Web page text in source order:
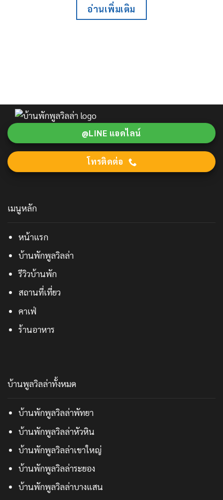
อ่านเพิ่มเติม
@LINE แอดไลน์
โทรติดต่อ
เมนูหลัก
หน้าแรก
บ้านพักพูลวิลล่า
รีวิวบ้านพัก
สถานที่เที่ยว
คาเฟ่
ร้านอาหาร
บ้านพูลวิลล่าทั้งหมด
บ้านพักพูลวิลล่าพัทยา
บ้านพักพูลวิลล่าหัวหิน
บ้านพักพูลวิลล่าเขาใหญ่
บ้านพักพูลวิลล่าระยอง
บ้านพักพูลวิลล่าบางแสน